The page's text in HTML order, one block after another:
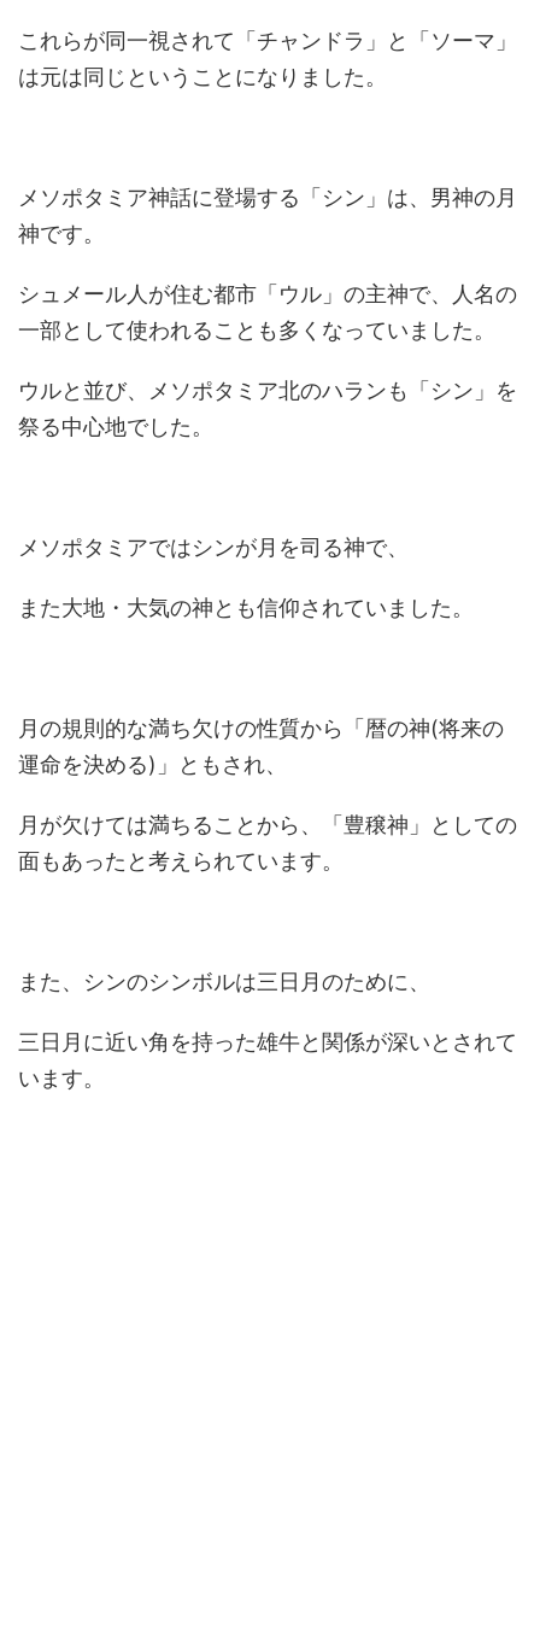
これらが同一視されて「チャンドラ」と「ソーマ」
は元は同じということになりました。
メソポタミア神話に登場する「シン」は、男神の月
神です。
シュメール人が住む都市「ウル」の主神で、人名の
一部として使われることも多くなっていました。
ウルと並び、メソポタミア北のハランも「シン」を
祭る中心地でした。
メソポタミアではシンが月を司る神で、
また大地・大気の神とも信仰されていました。
月の規則的な満ち欠けの性質から「暦の神(将来の
運命を決める)」ともされ、
月が欠けては満ちることから、「豊穣神」としての
面もあったと考えられています。
また、シンのシンボルは三日月のために、
三日月に近い角を持った雄牛と関係が深いとされて
います。